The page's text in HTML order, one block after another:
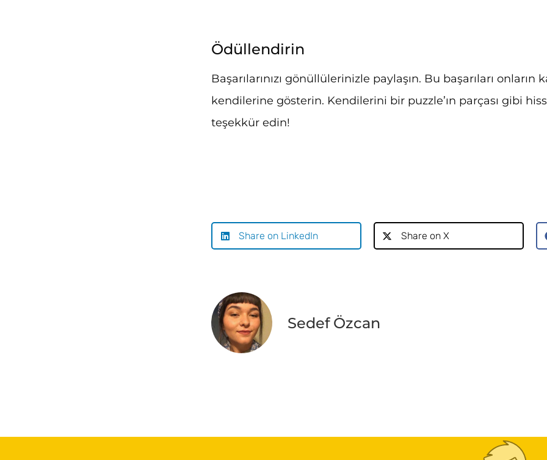
Ödüllendirin
Başarılarınızı gönüllülerinizle paylaşın. Bu başarıları onların
kendilerine gösterin. Kendilerini bir puzzle’ın parçası gibi
teşekkür edin!
Share on LinkedIn Share on X
Sedef Özcan